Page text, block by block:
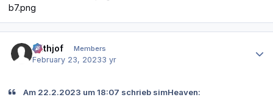
Frithjof Members
February 23, 20233 yr
Am 22.2.2023 um 18:07 schrieb simHeaven: